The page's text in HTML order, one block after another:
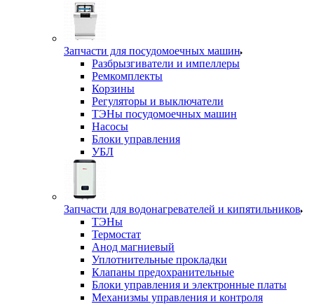
Запчасти для посудомоечных машин
Разбрызгиватели и импеллеры
Ремкомплекты
Корзины
Регуляторы и выключатели
ТЭНы посудомоечных машин
Насосы
Блоки управления
УБЛ
Запчасти для водонагревателей и кипятильников
ТЭНы
Термостат
Анод магниевый
Уплотнительные прокладки
Клапаны предохранительные
Блоки управления и электронные платы
Механизмы управления и контроля